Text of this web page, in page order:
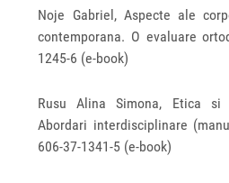
Noje Gabriel, Aspecte ale
contemporana. O evaluare
1245-6 (e-book)
Rusu Alina Simona, Etica si
Abordari interdisciplinare
606‐37‐1341‐5 (e-book)